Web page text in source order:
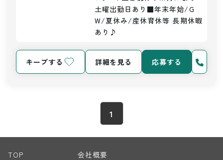
土曜出勤日あり■年末年始/G
W/夏休み/産休育休等 長期休暇
あり♪
キープする 詳細を見る 応募する
1
TOP 会社概要